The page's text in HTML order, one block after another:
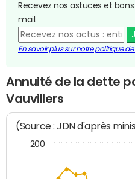
Recevez nos astuces et
mail.
En savoir plus sur notre politique
Annuité de la dette
Vauvillers
(Source : JDN d'après
200